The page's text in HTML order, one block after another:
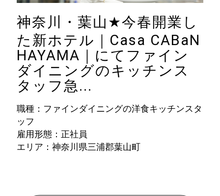
神奈川・葉山 ★今春開業し
た新ホテル｜Casa CABaN
HAYAMA｜にてファイン
ダイニングのキッチンス
タッフ急...
職種：ファインダイニングの洋食キッチンスタ
ッフ
雇用形態：正社員
エリア：神奈川県三浦郡葉山町